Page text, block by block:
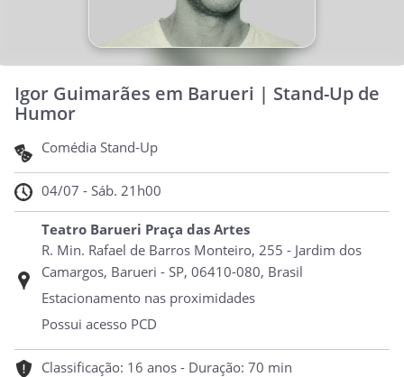
Igor Guimarães em Barueri | Stand-Up de
Humor
Comédia Stand-Up
04/07 - Sáb. 21h00
Teatro Barueri Praça das Artes
R. Min. Rafael de Barros Monteiro, 255 - Jardim dos
Camargos, Barueri - SP, 06410-080, Brasil
Estacionamento nas proximidades
Possui acesso PCD
Classificação: 16 anos - Duração: 70 min